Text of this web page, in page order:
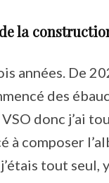
la
années. De
des
donc j’ai
à composer
tout seul,